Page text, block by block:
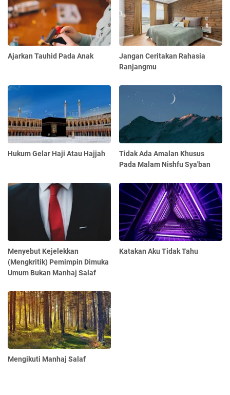
Ajarkan Tauhid Pada Anak
Jangan Ceritakan Rahasia
Ranjangmu
Hukum Gelar Haji Atau Hajjah
Tidak Ada Amalan Khusus
Pada Malam Nishfu Sya'ban
Menyebut Kejelekkan
(Mengkritik) Pemimpin Dimuka
Umum Bukan Manhaj Salaf
Katakan Aku Tidak Tahu
Mengikuti Manhaj Salaf